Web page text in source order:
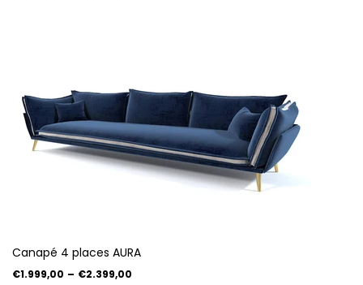
Canapé 4 places AURA
€1.999,00 – €2.399,00